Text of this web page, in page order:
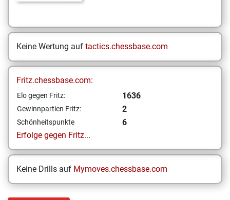
Keine Wertung auf tactics.chessbase.com
Fritz.chessbase.com:
Elo gegen Fritz: 1636
Gewinnpartien Fritz: 2
Schönheitspunkte
6
Erfolge gegen Fritz...
Keine Drills auf Mymoves.chessbase.com